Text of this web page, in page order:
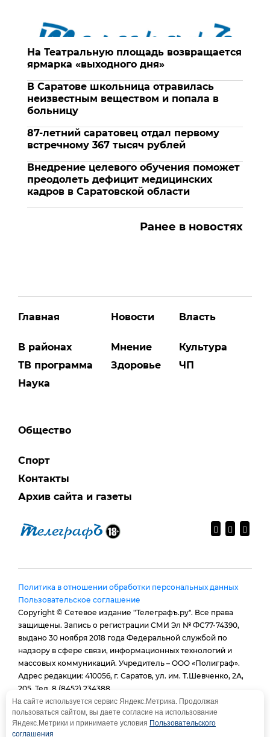
На Театральную площадь возвращается
ярмарка «выходного дня»
В Саратове школьница отравилась
неизвестным веществом и попала в
больницу
87-летний саратовец отдал первому
встречному 367 тысяч рублей
Внедрение целевого обучения поможет
преодолеть дефицит медицинских
кадров в Саратовской области
Ранее в новостях
Главная
В районах
ТВ программа
Наука
Новости
Мнение
Здоровье
Власть
Культура
ЧП
Общество
Спорт
Контакты
Архив сайта и газеты
Политика в отношении обработки персональных данных
Пользовательское соглашение
Copyright © Сетевое издание "Телеграфъ.ру". Все права
защищены. Запись о регистрации СМИ Эл № ФС77-74390,
выдано 30 ноября 2018 года Федеральной службой по
надзору в сфере связи, информационных технологий и
массовых коммуникаций. Учредитель – ООО «Полиграф».
Адрес редакции: 410056, г. Саратов, ул. им. Т.Шевченко, 2А,
205. Тел. 8 (8452) 234388.
E-mail: provtelegraf@gmail.com
И.о. главного редактора: Голубева Е. В.
При использовании материалов сайта - гиперссылка
На сайте используется сервис Яндекс.Метрика. Продолжая
пользоваться сайтом, вы даете согласие на использование
Яндекс.Метрики и принимаете условия Пользовательского
соглашения